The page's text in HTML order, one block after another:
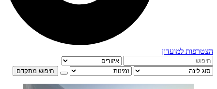
הצטרפות למועדון
חיפוש מתקדם